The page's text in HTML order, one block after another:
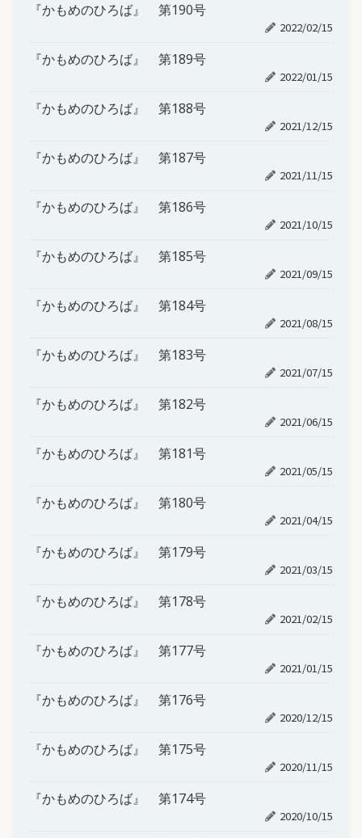
『かもめのひろば』 第190号
2022/02/15
『かもめのひろば』 第189号
2022/01/15
『かもめのひろば』 第188号
2021/12/15
『かもめのひろば』 第187号
2021/11/15
『かもめのひろば』 第186号
2021/10/15
『かもめのひろば』 第185号
2021/09/15
『かもめのひろば』 第184号
2021/08/15
『かもめのひろば』 第183号
2021/07/15
『かもめのひろば』 第182号
2021/06/15
『かもめのひろば』 第181号
2021/05/15
『かもめのひろば』 第180号
2021/04/15
『かもめのひろば』 第179号
2021/03/15
『かもめのひろば』 第178号
2021/02/15
『かもめのひろば』 第177号
2021/01/15
『かもめのひろば』 第176号
2020/12/15
『かもめのひろば』 第175号
2020/11/15
『かもめのひろば』 第174号
2020/10/15